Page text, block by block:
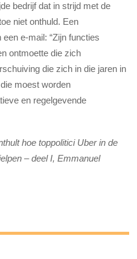
bedrijf dat in strijd met de
niet onthuld. Een
e-mail: “Zijn functies
ontmoette die zich
die zich in die jaren in
moest worden
en regelgevende
hoe toppolitici Uber in de
– deel I, Emmanuel